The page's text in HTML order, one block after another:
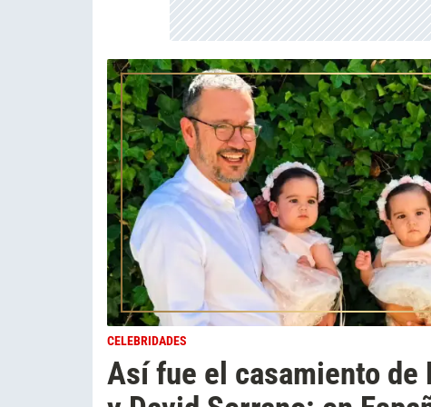
CELEBRIDADES
Así fue el casamiento de